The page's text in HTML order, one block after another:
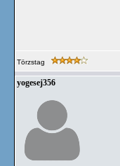
Törzstag
yogesej356